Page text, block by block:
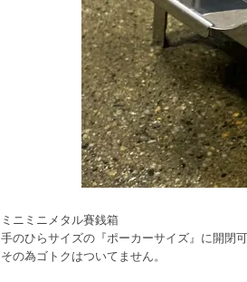
ミニミニメタル賽銭箱
手のひらサイズの『ポーカーサイズ』に開閉
その為ゴトクはついてません。